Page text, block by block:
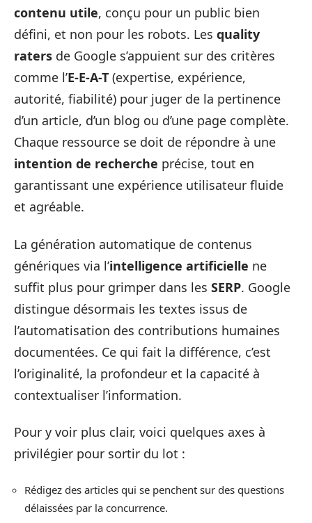
contenu utile, conçu pour un public bien
défini, et non pour les robots. Les quality
raters de Google s’appuient sur des critères
comme l’E-E-A-T (expertise, expérience,
autorité, fiabilité) pour juger de la pertinence
d’un article, d’un blog ou d’une page complète.
Chaque ressource se doit de répondre à une
intention de recherche précise, tout en
garantissant une expérience utilisateur fluide
et agréable.
La génération automatique de contenus
génériques via l’intelligence artificielle ne
suffit plus pour grimper dans les SERP. Google
distingue désormais les textes issus de
l’automatisation des contributions humaines
documentées. Ce qui fait la différence, c’est
l’originalité, la profondeur et la capacité à
contextualiser l’information.
Pour y voir plus clair, voici quelques axes à
privilégier pour sortir du lot :
Rédigez des articles qui se penchent sur des questions
délaissées par la concurrence.